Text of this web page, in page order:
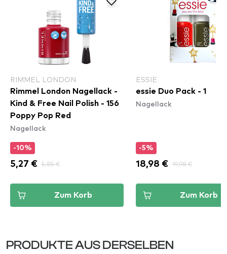
RIMMEL LONDON
Rimmel London Nagellack -
Kind & Free Nail Polish - 156
Poppy Pop Red
Nagellack
-10%
5,27 € 5,85 €
Zum Korb
ESSIE
essie Duo Pack - 1
Nagellack
-5%
18,98 € 19,98 €
Zum Korb
PRODUKTE AUS DERSELBEN